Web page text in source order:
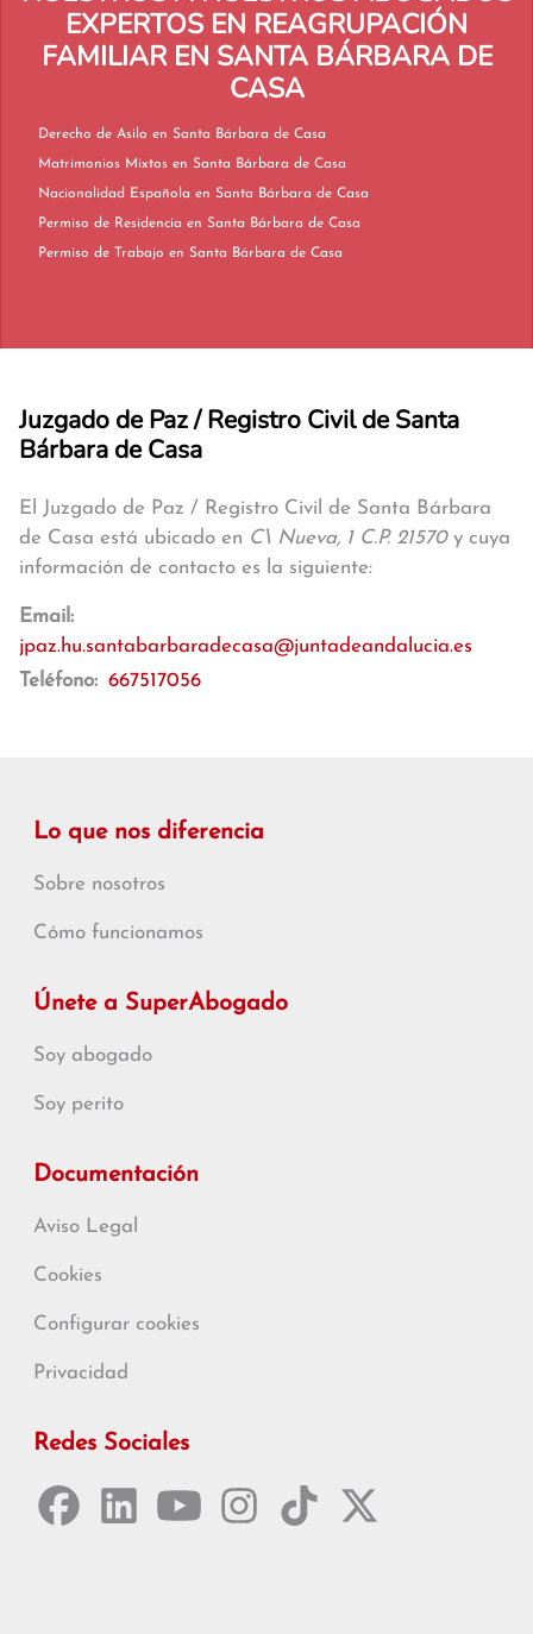
EXPERTOS EN REAGRUPACIÓN
FAMILIAR EN SANTA BÁRBARA DE
CASA
Derecho de Asilo en Santa Bárbara de Casa
Matrimonios Mixtos en Santa Bárbara de Casa
Nacionalidad Española en Santa Bárbara de Casa
Permiso de Residencia en Santa Bárbara de Casa
Permiso de Trabajo en Santa Bárbara de Casa
Juzgado de Paz / Registro Civil de Santa
Bárbara de Casa
El Juzgado de Paz / Registro Civil de Santa Bárbara
de Casa está ubicado en C\ Nueva, 1 C.P. 21570y cuya
información de contacto es la siguiente:
Email:
jpaz.hu.santabarbaradecasa@juntadeandalucia.es
Teléfono: 667517056
Lo que nos diferencia
Sobre nosotros
Cómo funcionamos
Únete a SuperAbogado
Soy abogado
Soy perito
Documentación
Aviso Legal
Cookies
Configurar cookies
Privacidad
Redes Sociales